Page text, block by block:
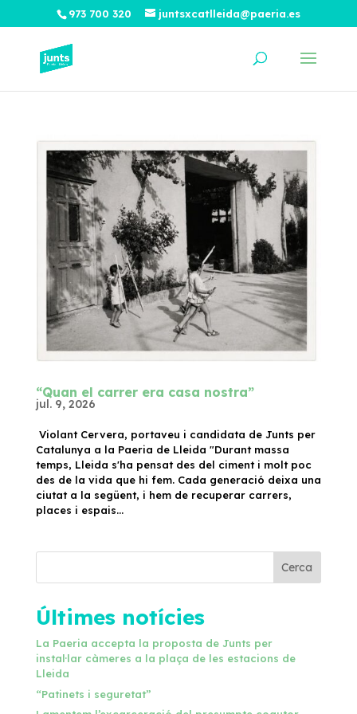
973 700 320 juntsxcatlleida@paeria.es
“Quan el carrer era casa nostra”
jul. 9, 2026
Violant Cervera, portaveu i candidata de Junts per
Catalunya a la Paeria de Lleida "Durant massa
temps, Lleida s'ha pensat des del ciment i molt poc
des de la vida que hi fem. Cada generació deixa una
ciutat a la següent, i hem de recuperar carrers,
places i espais...
Cerca
Últimes notícies
La Paeria accepta la proposta de Junts per
instal·lar càmeres a la plaça de les estacions de
Lleida
“Patinets i seguretat”